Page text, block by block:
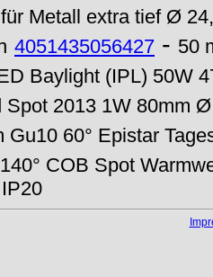
Metall extra tief Ø
4051435056427 - 50
Baylight (IPL) 50W
Spot 2013 1W 80mm
Gu10 60° Epistar
COB Spot